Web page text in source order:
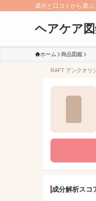
成分と口コミから選
ヘアケア
ホーム 商品図鑑
RAFT アンクオリ
成分解析スコ